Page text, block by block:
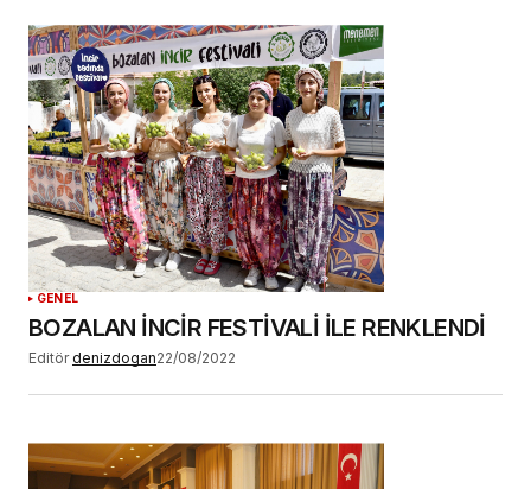
GENEL
BOZALAN İNCİR FESTİVALİ İLE RENKLENDİ
Editör denizdogan22/08/2022